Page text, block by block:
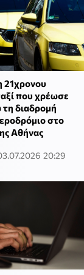
που χρέωσε
διαδρομή
στο
Αθήνας
20:29